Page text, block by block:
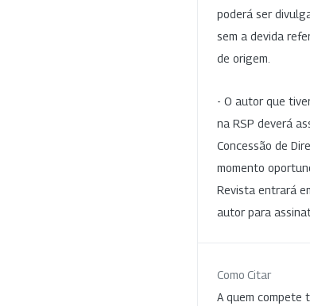
poderá ser
sem a devida
de origem.
- O autor que
na RSP deverá
Concessão de
momento
Revista entrará
autor para
Como Citar
A quem compete